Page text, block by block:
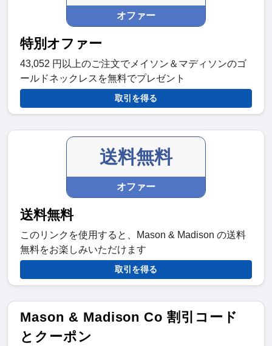
オファー
特別オファー
43,052 円以上のご注文でメイソン＆マディソンのゴ
ールドネックレスを無料でプレゼント
取引を得る
送料無料
オファー
送料無料
このリンクを使用すると、Mason & Madison の送料
無料をお楽しみいただけます
取引を得る
Mason & Madison Co 割引コード
とクーポン